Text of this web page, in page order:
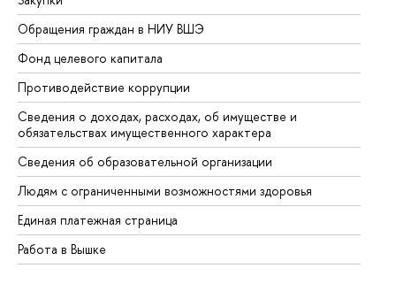
Обращения граждан в НИУ ВШЭ
Фонд целевого капитала
Противодействие коррупции
Сведения о доходах, расходах, об имуществе и
обязательствах имущественного характера
Сведения об образовательной организации
Людям с ограниченными возможностями здоровья
Единая платежная страница
Работа в Вышке